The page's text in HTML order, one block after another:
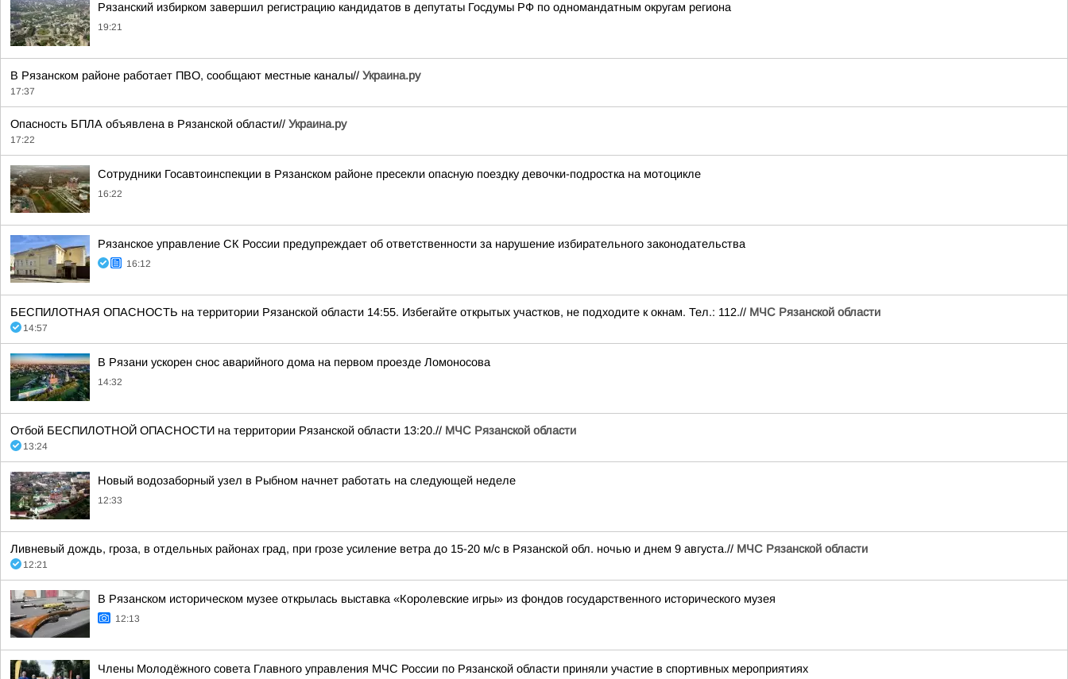
Рязанский избирком завершил регистрацию кандидатов в депутаты Госдумы РФ по одномандатным округам региона
19:21
В Рязанском районе работает ПВО, сообщают местные каналы// Украина.ру
17:37
Опасность БПЛА объявлена в Рязанской области// Украина.ру
17:22
Сотрудники Госавтоинспекции в Рязанском районе пресекли опасную поездку девочки-подростка на мотоцикле
16:22
Рязанское управление СК России предупреждает об ответственности за нарушение избирательного законодательства
16:12
БЕСПИЛОТНАЯ ОПАСНОСТЬ на территории Рязанской области 14:55. Избегайте открытых участков, не подходите к окнам. Тел.: 112.// МЧС Рязанской области
14:57
В Рязани ускорен снос аварийного дома на первом проезде Ломоносова
14:32
Отбой БЕСПИЛОТНОЙ ОПАСНОСТИ на территории Рязанской области 13:20.// МЧС Рязанской области
13:24
Новый водозаборный узел в Рыбном начнет работать на следующей неделе
12:33
Ливневый дождь, гроза, в отдельных районах град, при грозе усиление ветра до 15-20 м/с в Рязанской обл. ночью и днем 9 августа.// МЧС Рязанской области
12:21
В Рязанском историческом музее открылась выставка «Королевские игры» из фондов государственного исторического музея
12:13
Члены Молодёжного совета Главного управления МЧС России по Рязанской области приняли участие в спортивных мероприятиях